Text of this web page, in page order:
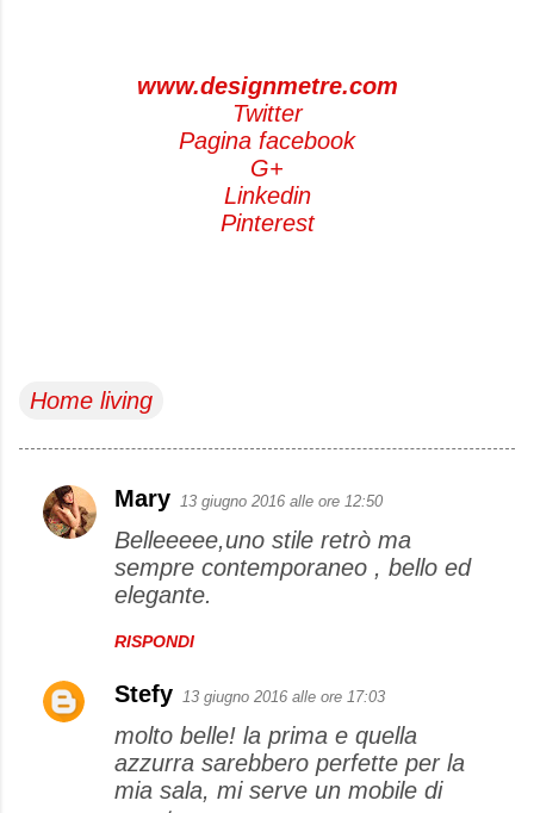
www.designmetre.com
Twitter
Pagina facebook
G+
Linkedin
Pinterest
Home living
C
t
Mary 13 giugno 2016 alle ore 12:50
Belleeeee,uno stile retrò ma
sempre contemporaneo , bello ed
elegante.
RISPONDI
Stefy 13 giugno 2016 alle ore 17:03
molto belle! la prima e quella
azzurra sarebbero perfette per la
mia sala, mi serve un mobile di